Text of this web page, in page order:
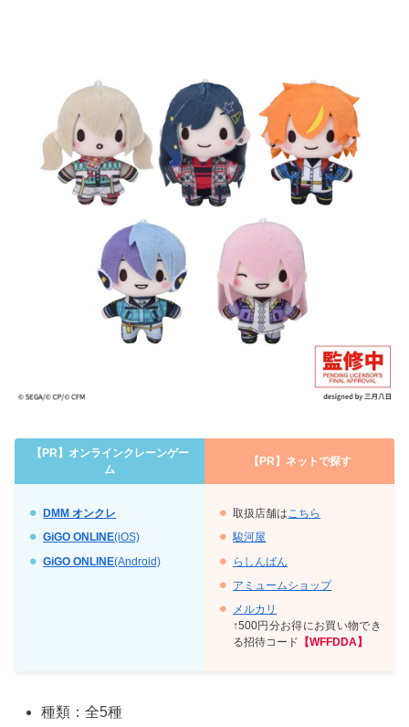
【PR】オンラインクレーンゲー
ム
【PR】 ネットで探す
DMM オンクレ
GiGO ONLINE(iOS)
GiGO ONLINE(Android)
取扱店舗はこちら
駿河屋
らしんばん
アミュームショップ
メルカリ
↑500円分お得にお買い物でき
る招待コード 【WFFDDA】
種類：全5種